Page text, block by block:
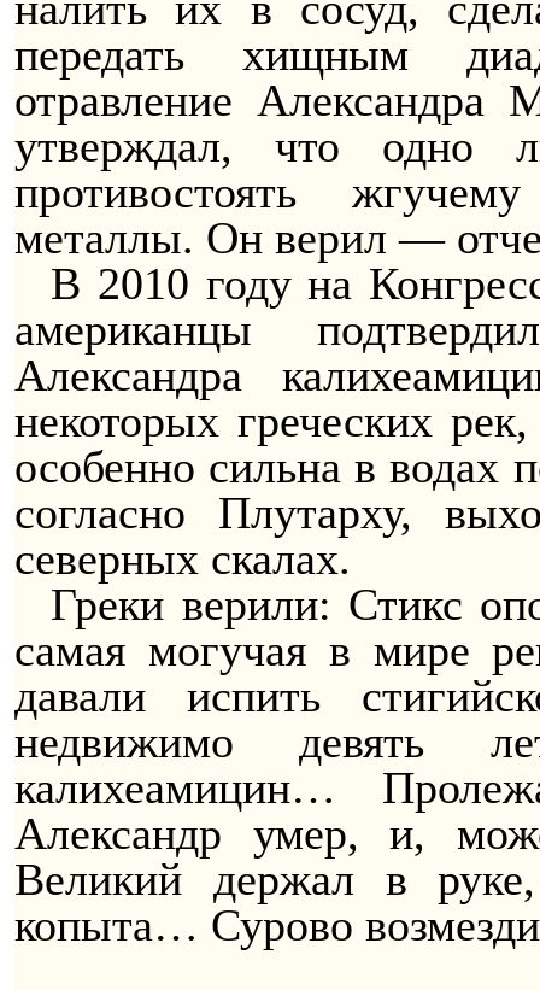
передать хищным
отравление Александра
утверждал, что одно
противостоять
металлы. Он верил —
В 2010 году на
американцы
Александра
некоторых греческих
особенно сильна в водах
согласно Плутарху,
северных скалах.
Греки верили: Стикс
самая могучая в мире
давали испить
недвижимо девять
калихеамицин…
Александр умер, и,
Великий держал в
копыта… Сурово